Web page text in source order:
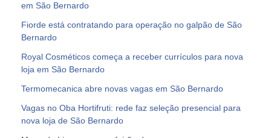
em São Bernardo
Fiorde está contratando para operação no galpão de São
Bernardo
Royal Cosméticos começa a receber currículos para nova
loja em São Bernardo
Termomecanica abre novas vagas em São Bernardo
Vagas no Oba Hortifruti: rede faz seleção presencial para
nova loja de São Bernardo